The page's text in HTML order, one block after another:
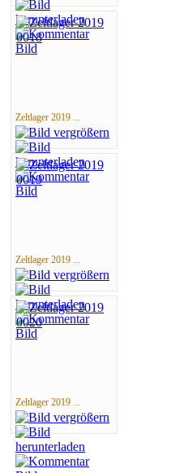
Zeltlager 2019 ...
Zeltlager 2019 ...
Zeltlager 2019 ...